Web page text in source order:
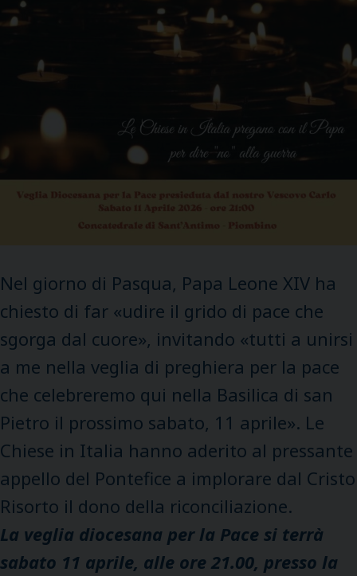
Nel giorno di Pasqua, Papa Leone XIV ha
chiesto di far «udire il grido di pace che
sgorga dal cuore», invitando «tutti a unirsi
a me nella veglia di preghiera per la pace
che celebreremo qui nella Basilica di san
Pietro il prossimo sabato, 11 aprile». Le
Chiese in Italia hanno aderito al pressante
appello del Pontefice a implorare dal Cristo
Risorto il dono della riconciliazione.
La veglia diocesana per la Pace si terrà
sabato 11 aprile, alle ore 21.00, presso la